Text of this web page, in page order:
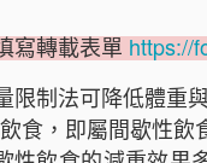
寫轉載表單 https://
限制法可降低體重
食，即屬間歇性飲